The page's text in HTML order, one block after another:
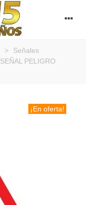
>
Señales
SEÑAL PELIGRO
¡En oferta!